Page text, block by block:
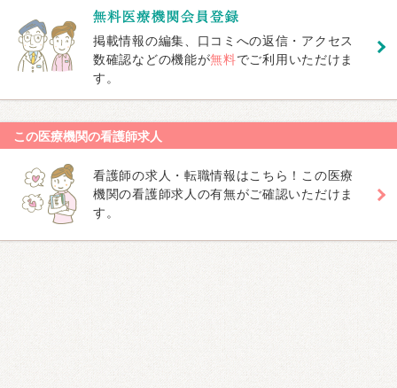
掲載情報の編集、口コミへの返信・アクセス
数確認などの機能が無料でご利用いただけま
す。
この医療機関の看護師求人
看護師の求人・転職情報はこちら！この医療
機関の看護師求人の有無がご確認いただけま
す。